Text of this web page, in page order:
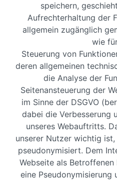
speichern,
Aufrechterhaltung der
allgemein zugänglich
wie
Steuerung von
deren allgemeinen
die Analyse der
Seitenansteuerung der
im Sinne der DSGVO
dabei die Verbesserung
unseres Webauftritts.
unserer Nutzer wichtig
pseudonymisiert. Dem
Webseite als
eine Pseudonymisierung